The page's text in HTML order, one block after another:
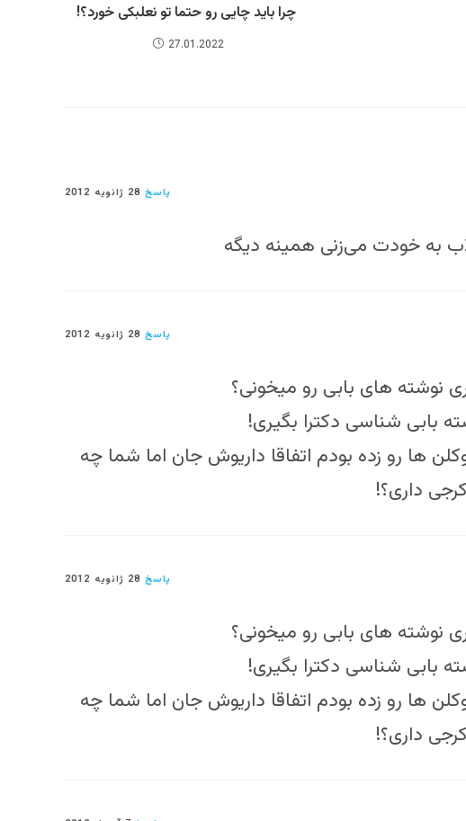
چرا باید چایی رو حتما تو نعلبکی خورد؟!
27.01.2022
پاسخ 28 ژانویه 2012
به خودت می‌زنی همینه دیگه
پاسخ 28 ژانویه 2012
نوشته های بابی رو میخونی؟
بابی شناسی دکترا بگیری!
ها رو زده بودم اتفاقا داریوش جان اما شما چه
داری؟!
پاسخ 28 ژانویه 2012
نوشته های بابی رو میخونی؟
بابی شناسی دکترا بگیری!
ها رو زده بودم اتفاقا داریوش جان اما شما چه
داری؟!